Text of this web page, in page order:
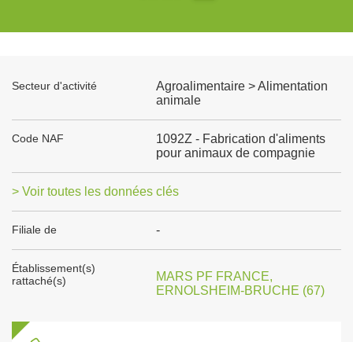
Secteur d'activité
Agroalimentaire > Alimentation
animale
Code NAF
1092Z - Fabrication d'aliments
pour animaux de compagnie
> Voir toutes les données clés
Filiale de -
Établissement(s)
rattaché(s)
MARS PF FRANCE,
ERNOLSHEIM-BRUCHE (67)